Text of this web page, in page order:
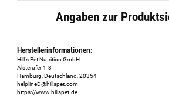
Angaben zur
Herstellerinformationen:
Hill's Pet Nutrition GmbH
Alsterufer 1-3
Hamburg, Deutschland, 20354
helplineD@hillspet.com
https://www.hillspet.de